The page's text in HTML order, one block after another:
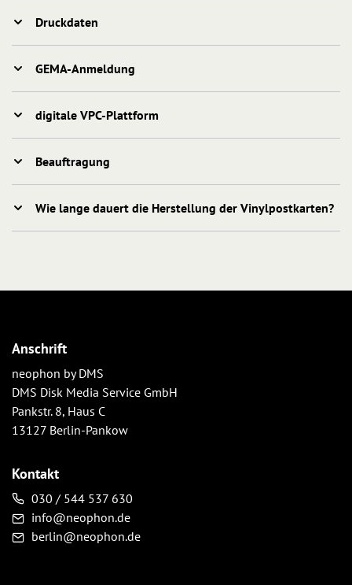
Druckdaten
GEMA-Anmeldung
digitale VPC-Plattform
Beauftragung
Wie lange dauert die Herstellung der Vinylpostkarten?
Anschrift
neophon by DMS
DMS Disk Media Service GmbH
Pankstr. 8, Haus C
13127 Berlin-Pankow
Kontakt
030 / 544 537 630
info@neophon.de
berlin@neophon.de